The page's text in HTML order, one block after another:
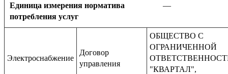
Единица измерения норматива
потребления услуг
—
Электроснабжение
Договор
управления
ОБЩЕСТВО С
ОГРАНИЧЕННОЙ
"КВАРТАЛ",